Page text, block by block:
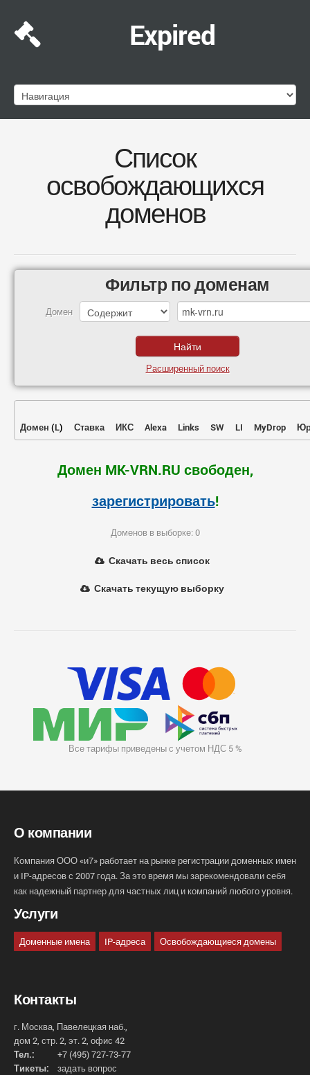
Expired
Список
освобождающихся
доменов
Фильтр по доменам
Домен
Расширенный поиск
Домен (L) Ставка ИКС Alexa Links SW LI MyDrop
Домен MK-VRN.RU свободен,
зарегистрировать!
Доменов в выборке: 0
Скачать весь список
Скачать текущую выборку
Все тарифы приведены с учетом НДС 5 %
О компании
Компания ООО «и7» работает на рынке регистрации доменных имен
и IP-адресов с 2007 года. За это время мы зарекомендовали себя
как надежный партнер для частных лиц и компаний любого уровня.
Услуги
Доменные имена IP-адреса Освобождающиеся домены
Контакты
г. Москва, Павелецкая наб.,
дом 2, стр. 2, эт. 2, офис 42
Тел.:
+7 (495) 727-73-77
Тикеты:
задать вопрос